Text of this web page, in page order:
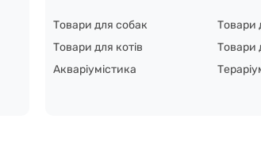
Товари для собак
Товари для котів
Акваріумістика
Товари
Товари